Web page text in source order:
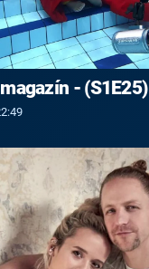
- (S1E25)